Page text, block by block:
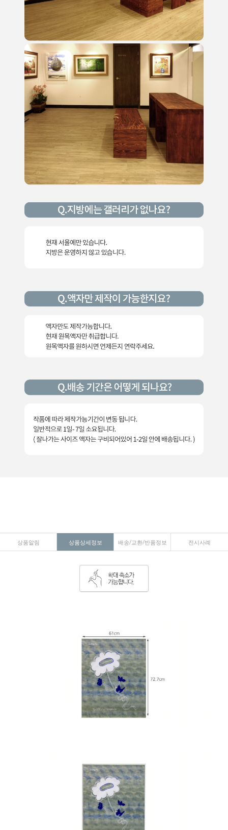
상품알림 상품상세정보 배송/교환/반품정보 전시사례